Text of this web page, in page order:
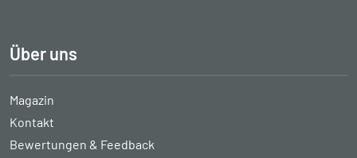
Über uns
Magazin
Kontakt
Bewertungen & Feedback